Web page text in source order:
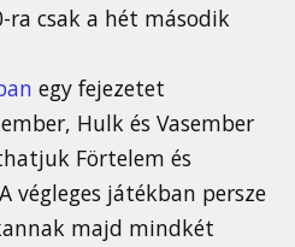
ra csak a hét második
egy fejezetet
Hulk és Vasember
Förtelem és
végleges játékban persze
majd mindkét